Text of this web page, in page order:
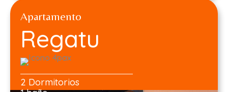
Apartamento
Regatu
2 Dormitorios